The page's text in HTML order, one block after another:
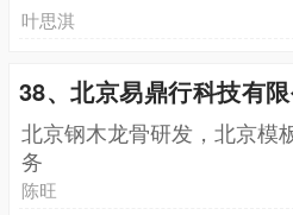
叶思淇
38、北京易鼎行科技有
北京钢木龙骨研发，北京模
务
陈旺